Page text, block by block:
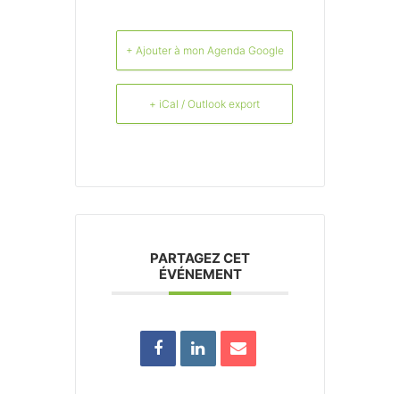
+ Ajouter à mon Agenda Google
+ iCal / Outlook export
PARTAGEZ CET
ÉVÉNEMENT